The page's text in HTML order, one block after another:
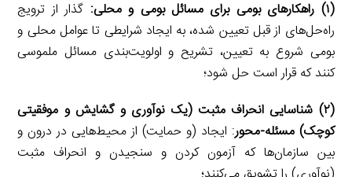
(۱) راهکارهای بومی برای مسائل بومی و محلی:
گذار از ترویج
راه‌حل‌های از قبل تعیین شده، به ایجاد شرایطی تا عوامل محلی و
بومی شروع به تعیین، تشریح و اولویت‌بندی مسائل ملموسی
کنند که قرار است حل شود؛
(۲) شناسایی انحراف مثبت (یک نوآوری و گشایش و موفقیتی
کوچک) مسئله-محور: ایجاد (و حمایت) از محیط‌هایی در درون و
بین سازمان‌ها که آزمون کردن و سنجیدن و انحراف مثبت